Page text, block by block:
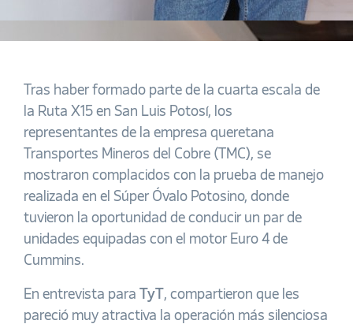
Tras haber formado parte de la cuarta escala de
la Ruta X15 en San Luis Potosí, los
representantes de la empresa queretana
Transportes Mineros del Cobre (TMC), se
mostraron complacidos con la prueba de manejo
realizada en el Súper Óvalo Potosino, donde
tuvieron la oportunidad de conducir un par de
unidades equipadas con el motor Euro 4 de
Cummins.
En entrevista para TyT , compartieron que les
pareció muy atractiva la operación más silenciosa